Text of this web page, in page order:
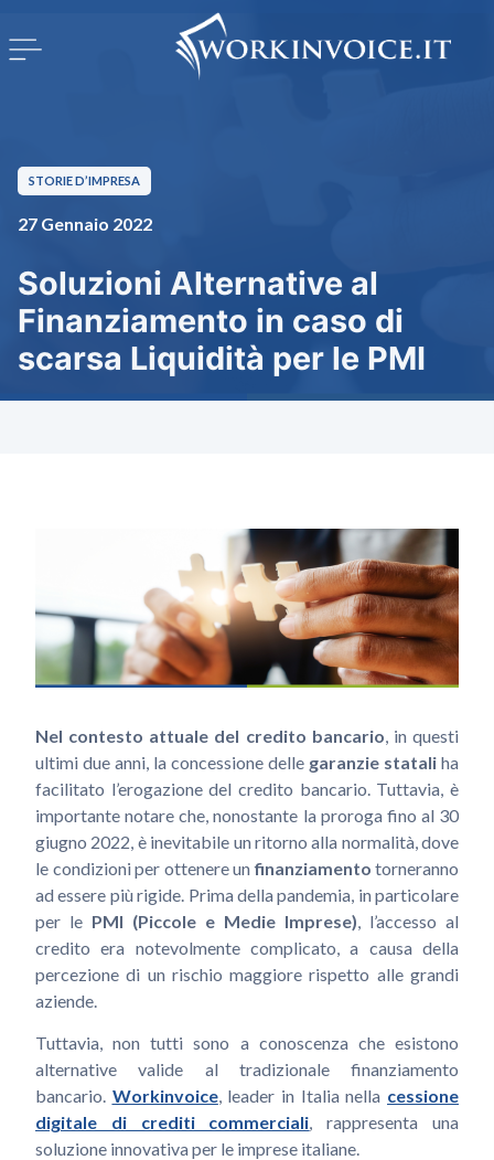
STORIE D’IMPRESA
27 Gennaio 2022
Soluzioni Alternative al
Finanziamento in caso di
scarsa Liquidità per le PMI
Nel contesto attuale del credito bancario , in questi
ultimi due anni, la concessione delle garanzie statali ha
facilitato l’erogazione del credito bancario. Tuttavia, è
importante notare che, nonostante la proroga fino al 30
giugno 2022, è inevitabile un ritorno alla normalità, dove
le condizioni per ottenere unfinanziamento torneranno
ad essere più rigide. Prima della pandemia, in particolare
per le PMI (Piccole e Medie Imprese) , l’accesso al
credito era notevolmente complicato, a causa della
percezione di un rischio maggiore rispetto alle grandi
aziende.
Tuttavia, non tutti sono a conoscenza che esistono
alternative valide al tradizionale finanziamento
bancario. Workinvoice, leader in Italia nella cessione
digitale di crediti commerciali, rappresenta una
soluzione innovativa per le imprese italiane.